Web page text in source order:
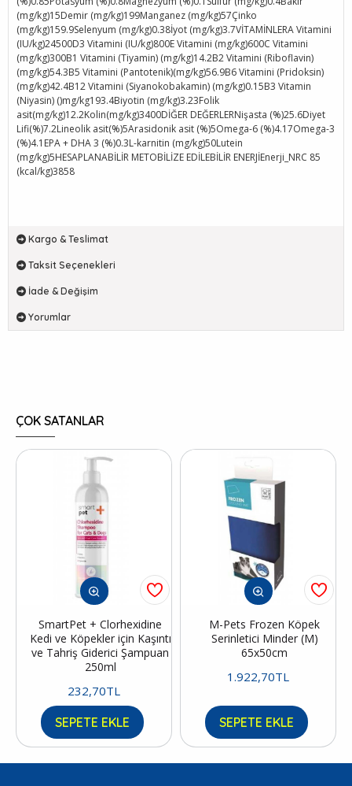
(mg/kg)15Demir (mg/kg)199Manganez (mg/kg)57Çinko
(mg/kg)159.9Selenyum (mg/kg)0.38İyot (mg/kg)3.7VİTAMİNLERA Vitamini
(IU/kg)24500D3 Vitamini (IU/kg)800E Vitamini (mg/kg)600C Vitamini
(mg/kg)300B1 Vitamini (Tiyamin) (mg/kg)14.2B2 Vitamini (Riboflavin)
(mg/kg)54.3B5 Vitamini (Pantotenik)(mg/kg)56.9B6 Vitamini (Pridoksin)
(mg/kg)42.4B12 Vitamini (Siyanokobakamin) (mg/kg)0.15B3 Vitamin
(Niyasin) ()mg/kg193.4Biyotin (mg/kg)3.23Folik
asit(mg/kg)12.2Kolin(mg/kg)3400DİĞER DEĞERLERNişasta (%)25.6Diyet
Lifi(%)7.2Lineolik asit(%)5Arasidonik asit (%)5Omega-6 (%)4.17Omega-3
(%)4.1EPA + DHA 3 (%)0.3L-karnitin (mg/kg)50Lutein
(mg/kg)5HESAPLANABİLİR METOBİLİZE EDİLEBİLİR ENERJİEnerji_NRC 85
(kcal/kg)3858
Kargo & Teslimat
Taksit Seçenekleri
İade & Değişim
Yorumlar
ÇOK SATANLAR
SmartPet + Clorhexidine
Kedi ve Köpekler için Kaşıntı
ve Tahriş Giderici Şampuan
250ml
232,70TL
SEPETE EKLE
M-Pets Frozen Köpek
Serinletici Minder (M)
65x50cm
1.922,70TL
SEPETE EKLE